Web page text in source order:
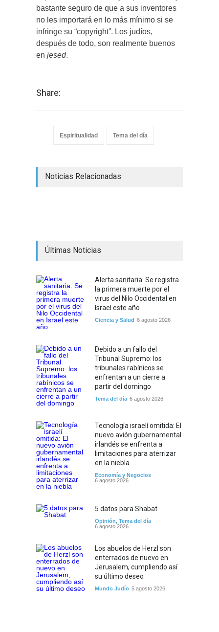
bastante seguro de que a sus inventores
no les importará en lo más mínimo si se
infringe su “copyright”. Los judíos,
después de todo, son realmente buenos
en jesed.
Share:
Espiritualidad Tema del día
Noticias Relacionadas
Últimas Noticias
Alerta sanitaria: Se registra
la primera muerte por el
virus del Nilo Occidental en
Israel este año
Ciencia y Salud 6 agosto 2026
Debido a un fallo del
Tribunal Supremo: los
tribunales rabínicos se
enfrentan a un cierre a
partir del domingo
Tema del día 6 agosto 2026
Tecnología israelí omitida: El
nuevo avión gubernamental
irlandés se enfrenta a
limitaciones para aterrizar
en la niebla
Economía y Negocios
6 agosto 2026
5 datos para Shabat
Opinión, Tema del día
6 agosto 2026
Los abuelos de Herzl son
enterrados de nuevo en
Jerusalem, cumpliendo así
su último deseo
Mundo Judío 5 agosto 2026